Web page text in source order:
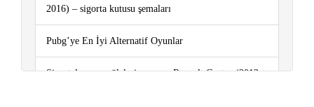
2016) – sigorta kutusu şemaları
Pubg’ye En İyi Alternatif Oyunlar
Sigortaların ve rölelerin şeması Renault Captur (2013-